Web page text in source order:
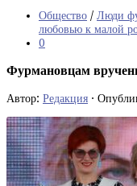
Общество / Люди
любовью к малой
0
Фурмановцам
Автор: Редакция ·